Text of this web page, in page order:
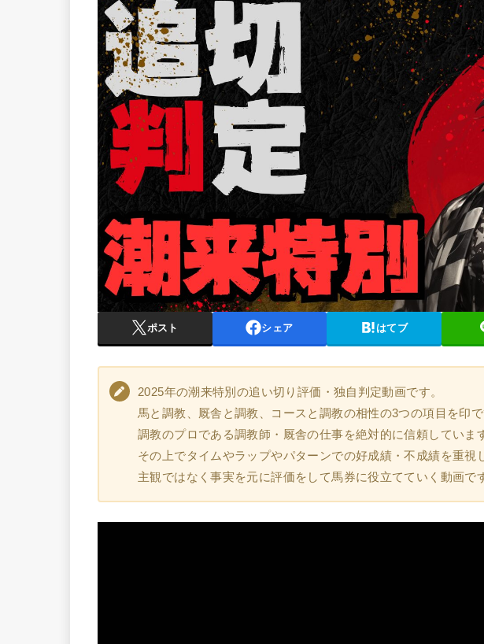
ポスト シェア はてブ
2025年の潮来特別の追い切り評価・独自判定動画です。
馬と調教、厩舎と調教、コースと調教の相性の3つの項目を印で
調教のプロである調教師・厩舎の仕事を絶対的に信頼していま
その上でタイムやラップやパターンでの好成績・不成績を重視
主観ではなく事実を元に評価をして馬券に役立てていく動画で